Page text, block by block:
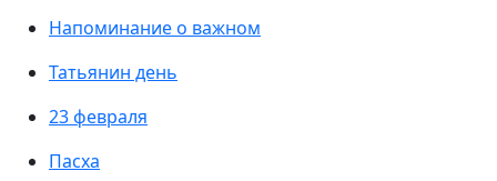
Напоминание о важном
Татьянин день
23 февраля
Пасха